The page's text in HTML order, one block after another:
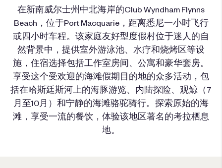
在新南威尔士州中北海岸的Club Wyndham Flynns
Beach，位于Port Macquarie，距离悉尼一小时飞行
或四小时车程。该家庭友好型度假村位于迷人的自
然背景中，提供室外游泳池、水疗和烧烤区等设
施，住宿选择包括工作室房间、公寓和豪华套房。
享受这个受欢迎的海滩假期目的地的众多活动，包
括在哈斯廷斯河上的海豚游览、内陆探险、观鲸（7
月至10月）和宁静的海滩骆驼骑行。探索原始的海
滩，享受一流的餐饮，体验该地区著名的考拉栖息
地。